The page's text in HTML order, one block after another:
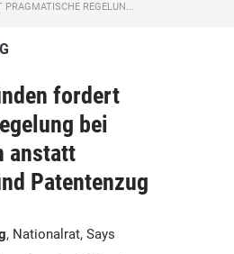
PRAGMATISCHE REGELUN...
fordert
bei
anstatt
Patentenzug
, Nationalrat, Says